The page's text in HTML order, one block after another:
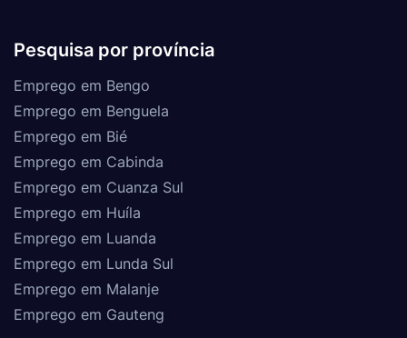
Pesquisa por província
Emprego em Bengo
Emprego em Benguela
Emprego em Bié
Emprego em Cabinda
Emprego em Cuanza Sul
Emprego em Huíla
Emprego em Luanda
Emprego em Lunda Sul
Emprego em Malanje
Emprego em Gauteng